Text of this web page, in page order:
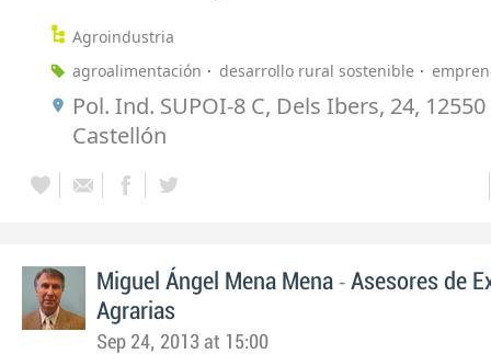
Agroindustria
agroalimentación
desarrollo rural sostenible
Pol. Ind. SUPOI-8 C, Dels Ibers, 24,
Castellón
Miguel Ángel Mena Mena - Asesores de
Agrarias
Sep 24, 2013 at 15:00